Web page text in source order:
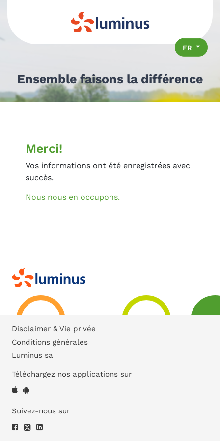
FR
Ensemble faisons la différence
Merci!
Vos informations ont été enregistrées avec
succès.
Nous nous en occupons.
Disclaimer & Vie privée
Conditions générales
Luminus sa
Téléchargez nos applications sur
Suivez-nous sur